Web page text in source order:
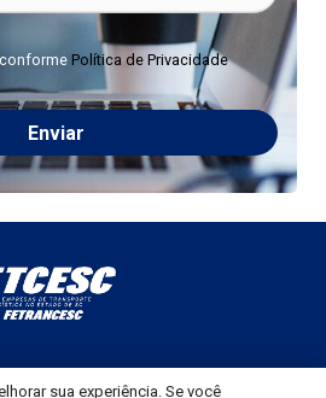
Política de Privacidade
sua experiência. Se você